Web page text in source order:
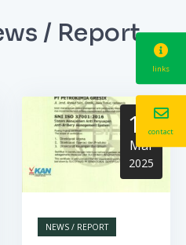
/ Report
13
Mar
2025
NEWS / REPORT
links
contact